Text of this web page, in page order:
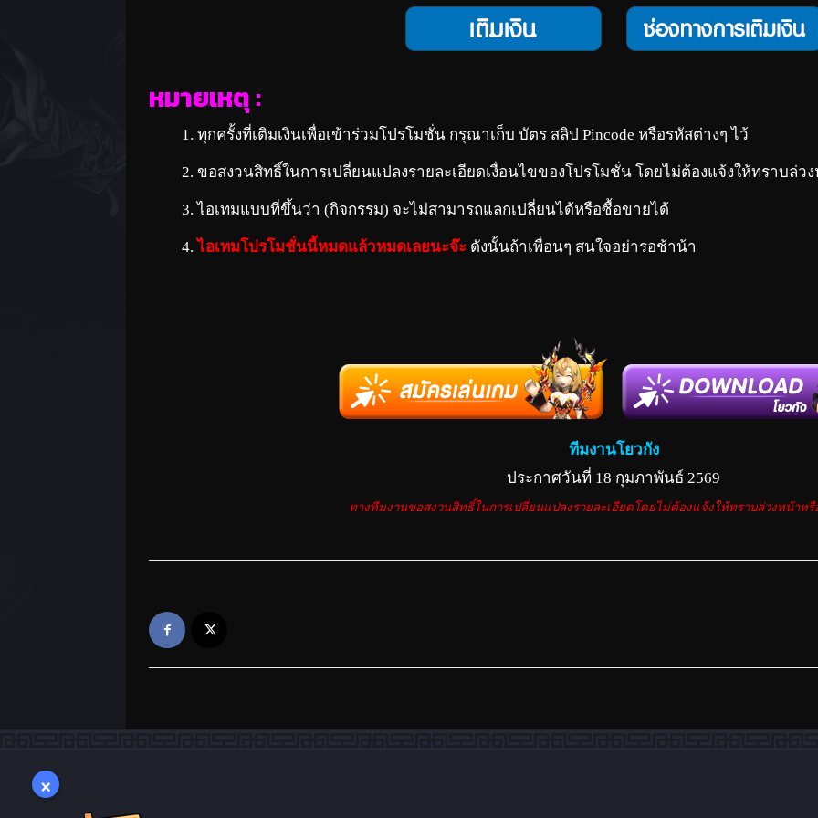
หมายเหตุ :
ทุกครั้งที่เติมเงินเพื่อเข้าร่วมโปรโมชั่น กรุณาเก็บ บัตร สลิป Pincode หรือรหัสต่างๆ ไว้
ขอสงวนสิทธิ์ในการเปลี่ยนแปลงรายละเอียดเงื่อนไขของโปรโมชั่น โดยไม่ต้องแจ้งให้ทราบล่ว
ไอเทมแบบที่ขึ้นว่า (กิจกรรม) จะไม่สามารถแลกเปลี่ยนได้หรือซื้อขายได้
ไอเทมโปรโมชั่นนี้หมดแล้วหมดเลยนะจ๊ะ ดังนั้นถ้าเพื่อนๆ สนใจอย่ารอช้าน้า
ทีมงานโยวกัง
ประกาศวันที่ 18 กุมภาพันธ์ 2569
ทางทีมงานขอสงวนสิทธิ์ในการเปลี่ยนแปลงรายละเอียดโดยไม่ต้องแจ้งให้ทราบล่วงหน้าหรื
×